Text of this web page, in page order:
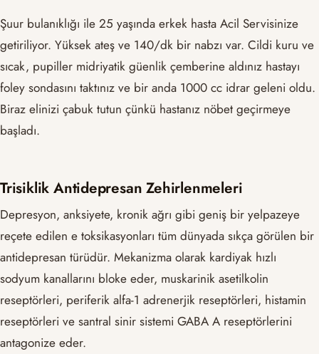
Şuur bulanıklığı ile 25 yaşında erkek hasta Acil Servisinize
getiriliyor. Yüksek ateş ve 140/dk bir nabzı var. Cildi kuru ve
sıcak, pupiller midriyatik güenlik çemberine aldınız hastayı
foley sondasını taktınız ve bir anda 1000 cc idrar geleni oldu.
Biraz elinizi çabuk tutun çünkü hastanız nöbet geçirmeye
başladı.
Trisiklik Antidepresan Zehirlenmeleri
Depresyon, anksiyete, kronik ağrı gibi geniş bir yelpazeye
reçete edilen e toksikasyonları tüm dünyada sıkça görülen bir
antidepresan türüdür. Mekanizma olarak kardiyak hızlı
sodyum kanallarını bloke eder, muskarinik asetilkolin
reseptörleri, periferik alfa-1 adrenerjik reseptörleri, histamin
reseptörleri ve santral sinir sistemi GABA A reseptörlerini
antagonize eder.